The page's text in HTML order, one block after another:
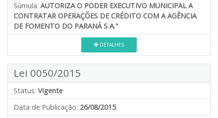
Súmula: AUTORIZA O PODER EXECUTIVO MUNICIPAL A
CONTRATAR OPERAÇÕES DE CRÉDITO COM A AGÊNCIA
DE FOMENTO DO PARANÁ S A."
DETALHES
Lei 0050/2015
Status: Vigente
Data de Publicação: 26/08/2015